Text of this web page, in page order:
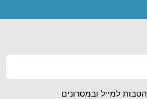
למייל ובמסרונים